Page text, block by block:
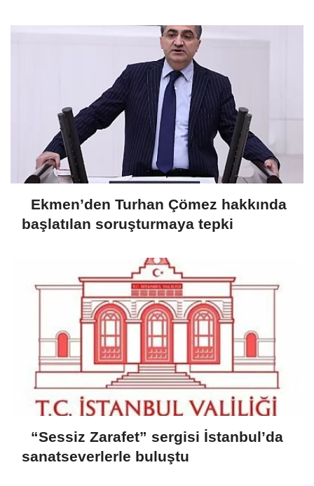
Ekmen’den Turhan Çömez hakkında
başlatılan soruşturmaya tepki
“Sessiz Zarafet” sergisi İstanbul’da
sanatseverlerle buluştu